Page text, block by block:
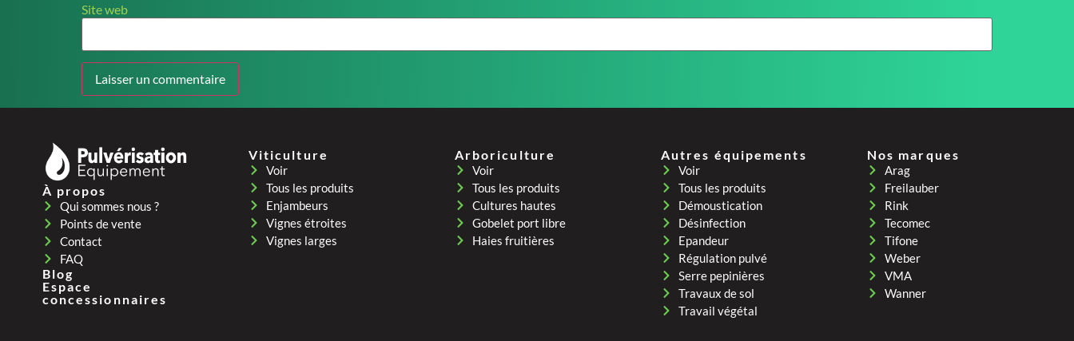
Site web
À propos
Qui sommes nous ?
Points de vente
Contact
FAQ
Blog
Espace
concessionnaires
Viticulture
Voir
Tous les produits
Enjambeurs
Vignes étroites
Vignes larges
Arboriculture
Voir
Tous les produits
Cultures hautes
Gobelet port libre
Haies fruitières
Autres équipements
Voir
Tous les produits
Démoustication
Désinfection
Epandeur
Régulation pulvé
Serre pepinières
Travaux de sol
Travail végétal
Nos marques
Arag
Freilauber
Rink
Tecomec
Tifone
Weber
VMA
Wanner